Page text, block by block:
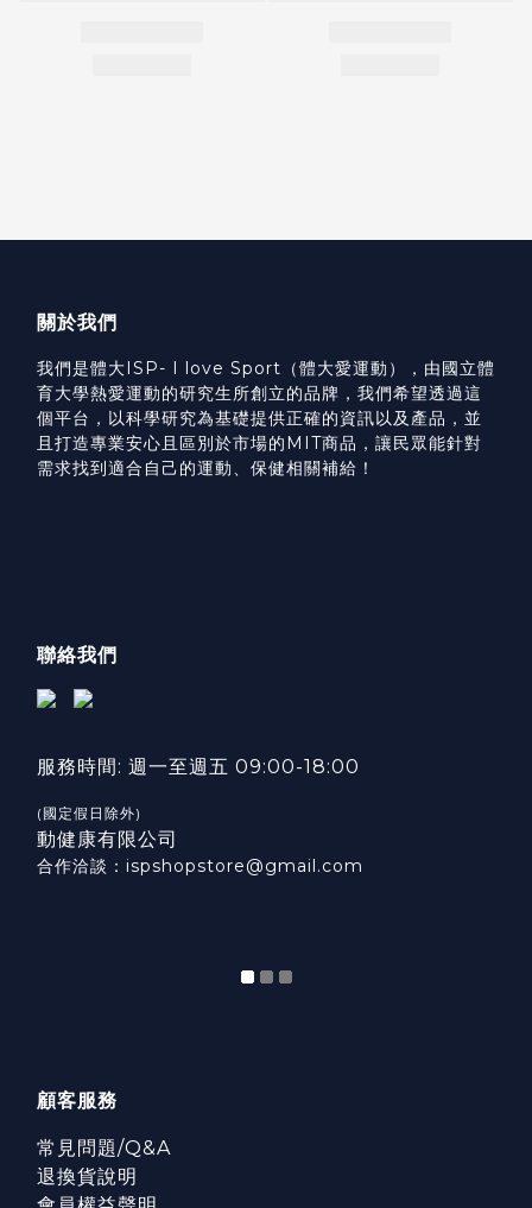
關於我們
我們是體大ISP- I love Sport（體大愛運動），由國立體
育大學熱愛運動的研究生所創立的品牌，我們希望透過這
個平台，以科學研究為基礎提供正確的資訊以及產品，並
且打造專業安心且區別於市場的MIT商品，讓民眾能針對
需求找到適合自己的運動、保健相關補給！
聯絡我們
服務時間: 週一至週五 09:00-18:00
(國定假日除外)
動健康有限公司
合作洽談：ispshopstore@gmail.com
顧客服務
常見問題/Q&A
退換貨說明